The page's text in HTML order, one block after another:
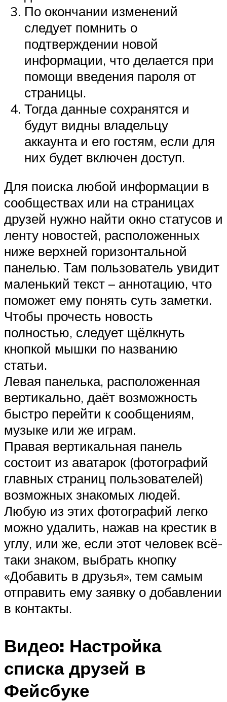
По окончании изменений
следует помнить о
подтверждении новой
информации, что делается при
помощи введения пароля от
страницы.
Тогда данные сохранятся и
будут видны владельцу
аккаунта и его гостям, если для
них будет включен доступ.
Для поиска любой информации в
сообществах или на страницах
друзей нужно найти окно статусов и
ленту новостей, расположенных
ниже верхней горизонтальной
панелью. Там пользователь увидит
маленький текст – аннотацию, что
поможет ему понять суть заметки.
Чтобы прочесть новость
полностью, следует щёлкнуть
кнопкой мышки по названию
статьи.
Левая панелька, расположенная
вертикально, даёт возможность
быстро перейти к сообщениям,
музыке или же играм.
Правая вертикальная панель
состоит из аватарок (фотографий
главных страниц пользователей)
возможных знакомых людей.
Любую из этих фотографий легко
можно удалить, нажав на крестик в
углу, или же, если этот человек всё-
таки знаком, выбрать кнопку
«Добавить в друзья», тем самым
отправить ему заявку о добавлении
в контакты.
Видео: Настройка
списка друзей в
Фейсбуке